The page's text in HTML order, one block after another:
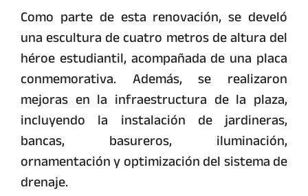
Como parte de esta renovación, se develó
una escultura de cuatro metros de altura del
héroe estudiantil, acompañada de una placa
conmemorativa. Además, se realizaron
mejoras en la infraestructura de la plaza,
incluyendo la instalación de jardineras,
bancas, basureros, iluminación,
ornamentación y optimización del sistema de
drenaje.